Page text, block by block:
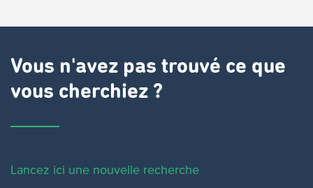
Vous n'avez pas trouvé ce que
vous cherchiez ?
Lancez ici une nouvelle recherche